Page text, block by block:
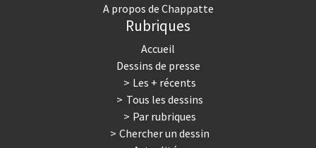
A propos de Chappatte
Rubriques
Accueil
Dessins de presse
Les + récents
Tous les dessins
Par rubriques
Chercher un dessin